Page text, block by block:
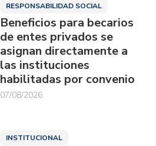
RESPONSABILIDAD SOCIAL
Beneficios para becarios
de entes privados se
asignan directamente a
las instituciones
habilitadas por convenio
07/08/2026
INSTITUCIONAL